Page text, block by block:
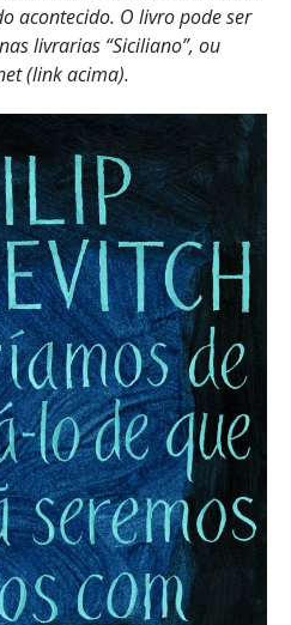
acontecido. O livro pode ser
livrarias “Siciliano”, ou
(link acima).